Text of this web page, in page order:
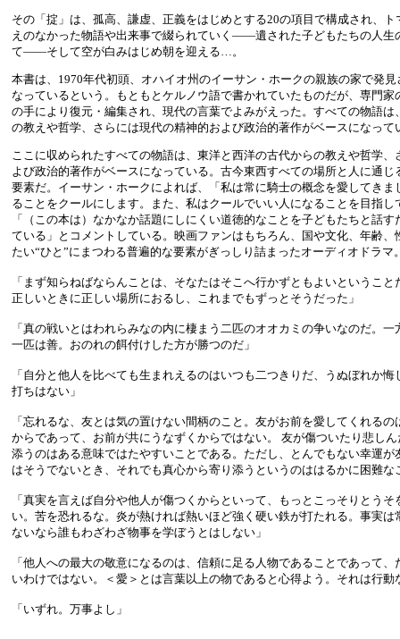
その「掟」は、孤高、謙虚、正義をはじめとする20の項目で構成され、
えのなかった物語や出来事で綴られていく――遺された子どもたちの人生
て――そして空が白みはじめ朝を迎える…。
本書は、1970年代初頭、オハイオ州のイーサン・ホークの親族の家で発
なっているという。もともとケルノウ語で書かれていたものだが、専門家
の手により復元・編集され、現代の言葉でよみがえった。すべての物語は
の教えや哲学、さらには現代の精神的および政治的著作がベースになって
ここに収められたすべての物語は、東洋と西洋の古代からの教えや哲学、
よび政治的著作がベースになっている。古今東西すべての場所と人に通じ
要素だ。イーサン・ホークによれば、「私は常に騎士の概念を愛してきま
ることをクールにします。また、私はクールでいい人になることを目指し
「（この本は）なかなか話題にしにくい道徳的なことを子どもたちと話
ている」とコメントしている。映画ファンはもちろん、国や文化、年齢、
たい“ひと”にまつわる普遍的な要素がぎっしり詰まったオーディオドラマ
「まず知らねばならんことは、そなたはそこへ行かずともよいというこ
正しいときに正しい場所におるし、これまでもずっとそうだった」
「真の戦いとはわれらみなの内に棲まう二匹のオオカミの争いなのだ。
一匹は善。おのれの餌付けした方が勝つのだ」
「自分と他人を比べても生まれえるのはいつも二つきりだ、うぬぼれか
打ちはない」
「忘れるな、友とは気の置けない間柄のこと。友がお前を愛してくれる
からであって、お前が共にうなずくからではない。 友が傷ついたり悲し
添うのはある意味ではたやすいことである。ただし、とんでもない幸運が
はそうでないとき、それでも真心から寄り添うというのははるかに困難な
「真実を言えば自分や他人が傷つくからといって、もっとこっそりとう
い。苦を恐れるな。炎が熱ければ熱いほど強く硬い鉄が打たれる。事実は
ないなら誰もわざわざ物事を学ぼうとはしない」
「他人への最大の敬意になるのは、信頼に足る人物であることであって
いわけではない。＜愛＞とは言葉以上の物であると心得よう。それは行動
「いずれ。万事よし」